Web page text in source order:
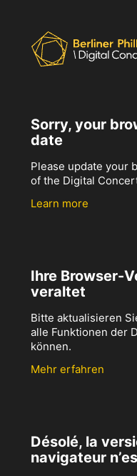
Sorry, your
date
Please update your
of the Digital
Learn more
Ihre Browser-
veraltet
Bitte aktualisieren
alle Funktionen der
können.
Mehr erfahren
Désolé, la
navigateur